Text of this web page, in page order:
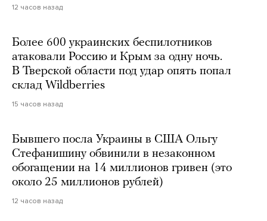
12 часов назад
Более 600 украинских беспилотников
атаковали Россию и Крым за одну ночь.
В Тверской области под удар опять попал
склад Wildberries
15 часов назад
Бывшего посла Украины в США Ольгу
Стефанишину обвинили в незаконном
обогащении на 14 миллионов гривен (это
около 25 миллионов рублей)
12 часов назад